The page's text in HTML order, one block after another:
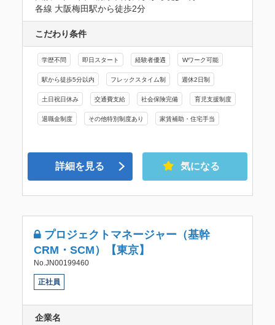
各線 大阪梅田駅から徒歩2分
こだわり条件
学歴不問 即日スタート 経験者優遇 Wワーク可能
駅から徒歩5分以内 フレックスタイム制 週休2日制
土日祝日休み 交通費支給 社会保険完備 育児支援制度
退職金制度 その他特別制度あり 家賃補助・住宅手当
詳細を見る 気になる
プロジェクトマネージャー（基幹
CRM・SCM）【東京】
No.JN00199460
正社員
企業名